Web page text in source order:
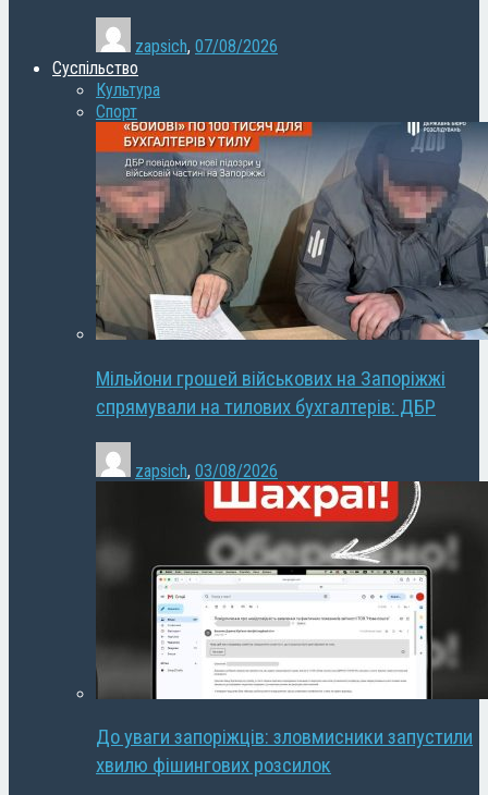
zapsich, 07/08/2026
Суспільство
Культура
Спорт
Мільйони грошей військових на Запоріжжі
спрямували на тилових бухгалтерів: ДБР
zapsich, 03/08/2026
До уваги запоріжців: зловмисники запустили
хвилю фішингових розсилок